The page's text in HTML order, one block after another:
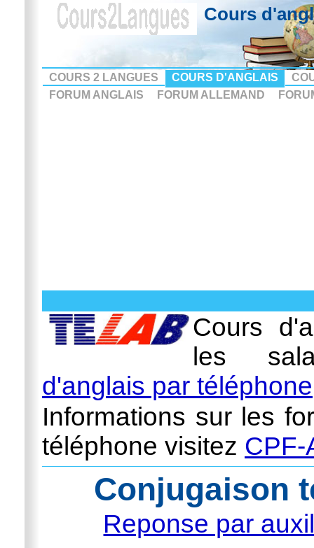
Cours
COURS 2 LANGUES COURS D'ANGLAIS
FORUM ANGLAIS
FORUM ALLEMAND
Cours
les
d'anglais par téléphone
Informations sur les
téléphone visitez CPF-
Conjugaison
Reponse par